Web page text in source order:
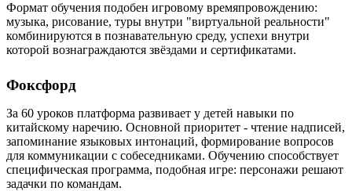
Формат обучения подобен игровому времяпровождению:
музыка, рисование, туры внутри "виртуальной реальности"
комбинируются в познавательную среду, успехи внутри
которой вознаграждаются звёздами и сертификатами.
Фоксфорд
За 60 уроков платформа развивает у детей навыки по
китайскому наречию. Основной приоритет - чтение надписей,
запоминание языковых интонаций, формирование вопросов
для коммуникации с собеседниками. Обучению способствует
специфическая программа, подобная игре: персонажи решают
задачки по командам.